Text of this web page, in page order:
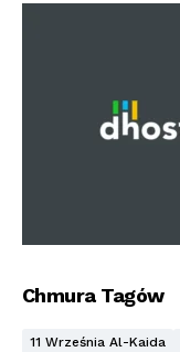
Chmura Tagów
11 Września Al-Kaida